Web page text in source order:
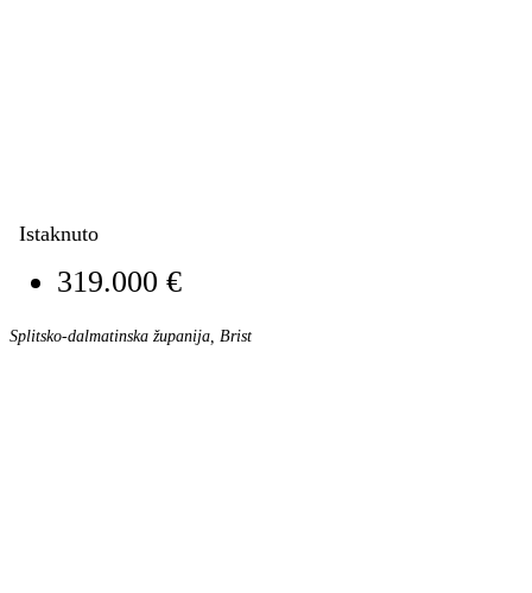
Istaknuto
319.000 €
Splitsko-dalmatinska županija, Brist